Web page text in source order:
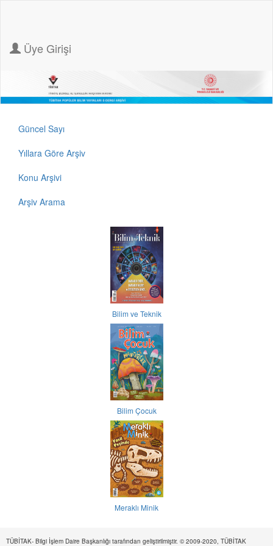
Üye Girişi
Güncel Sayı
Yıllara Göre Arşiv
Konu Arşivi
Arşiv Arama
Bilim ve Teknik
Bilim Çocuk
Meraklı Minik
TÜBİTAK- Bilgi İşlem Daire Başkanlığı tarafından geliştirilmiştir. © 2009-2020, TÜBİTAK